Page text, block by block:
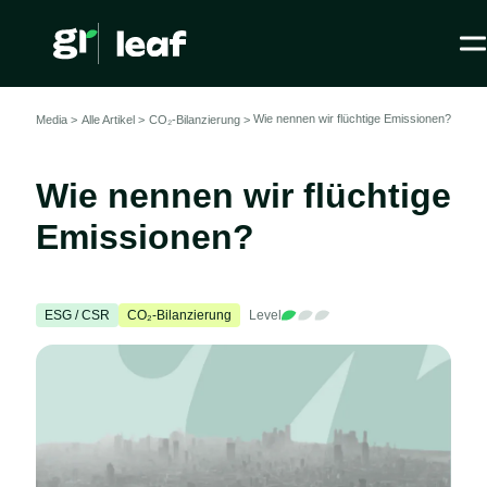
Media > Alle Artikel > CO₂-Bilanzierung > Wie nennen wir flüchtige Emissionen?
Wie nennen wir flüchtige
Emissionen?
ESG / CSR CO₂-Bilanzierung Level